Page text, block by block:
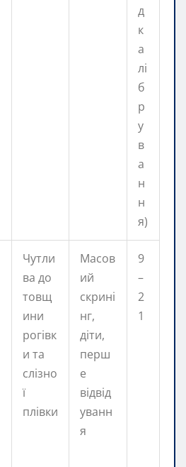
д
к
а
лі
б
р
у
в
а
н
н
я)
Чутли
ва до
товщ
ини
рогівк
и та
слізно
ї
плівки
Масов
ий
скрині
нг,
діти,
перш
е
відвід
уванн
я
9
–
2
1